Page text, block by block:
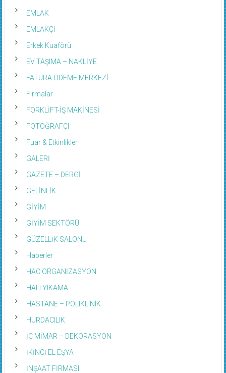
EMLAK
EMLAKÇI
Erkek Kuaförü
EV TAŞIMA – NAKLİYE
FATURA ÖDEME MERKEZİ
Firmalar
FORKLİFT-İŞ MAKİNESİ
FOTOĞRAFÇI
Fuar & Etkinlikler
GALERİ
GAZETE – DERGİ
GELİNLİK
GİYİM
GİYİM SEKTÖRÜ
GÜZELLİK SALONU
Haberler
HAC ORGANİZASYON
HALI YIKAMA
HASTANE – POLIKLINIK
HURDACILIK
İÇ MİMAR – DEKORASYON
İKİNCİ EL EŞYA
İNŞAAT FİRMASI